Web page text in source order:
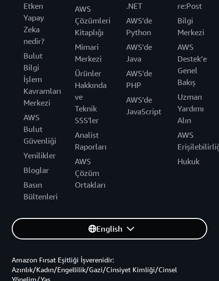
Etken
Yapay
Zeka
nedir?
Bulut
Bilgi
İşlem
Kavramları
Merkezi
AWS
Bulut
Güvenliği
Yenilikler
Bloglar
Basın
Bültenleri
AWS
Çözümleri
Kitaplığı
Mimari
Merkezi
Ürünler
Hakkında
ve
Teknik
SSS'ler
Analist
Raporları
AWS
Çözüm
Ortakları
.NET
AWS'de
Python
AWS'de
Java
AWS'de
PHP
AWS'de
JavaScript
re:Post
Bilgi
Merkezi
AWS
Destek’e
Genel
Bakış
Uzman
Yardımı
Alın
AWS
Hukuk
English
Amazon Fırsat Eşitliği İşverenidir:
Azınlık/Kadın/Engellilik/Gazi/Cinsiyet Kimliği/Cinsel